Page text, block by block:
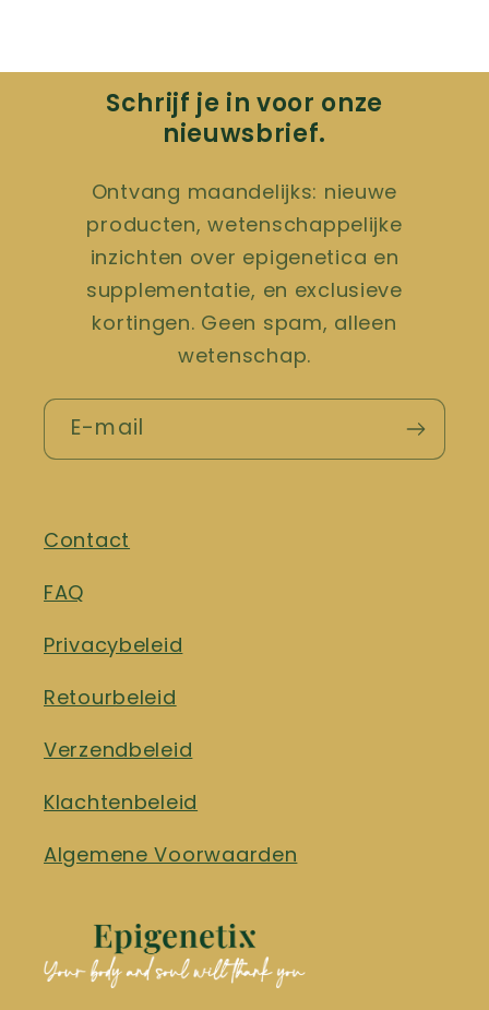
Schrijf je in voor onze
nieuwsbrief.
Ontvang maandelijks: nieuwe
producten, wetenschappelijke
inzichten over epigenetica en
supplementatie, en exclusieve
kortingen. Geen spam, alleen
wetenschap.
E-mail
Contact
FAQ
Privacybeleid
Retourbeleid
Verzendbeleid
Klachtenbeleid
Algemene Voorwaarden